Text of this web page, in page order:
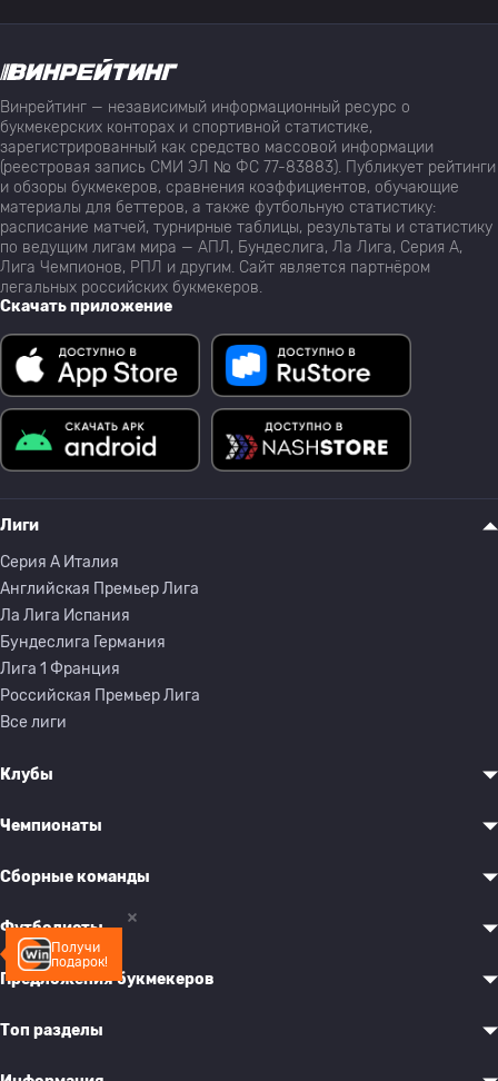
Получи
подарок!
Винрейтинг — независимый информационный ресурс о
букмекерских конторах и спортивной статистике,
зарегистрированный как средство массовой информации
(реестровая запись СМИ ЭЛ № ФС 77-83883). Публикует рейтинги
и обзоры букмекеров, сравнения коэффициентов, обучающие
материалы для беттеров, а также футбольную статистику:
расписание матчей, турнирные таблицы, результаты и статистику
по ведущим лигам мира — АПЛ, Бундеслига, Ла Лига, Серия А,
Лига Чемпионов, РПЛ и другим. Сайт является партнёром
легальных российских букмекеров.
Скачать приложение
Лиги
Серия A Италия
Английская Премьер Лига
Ла Лига Испания
Бундеслига Германия
Лига 1 Франция
Российская Премьер Лига
Все лиги
Клубы
Чемпионаты
Сборные команды
Футболисты
Предложения букмекеров
Топ разделы